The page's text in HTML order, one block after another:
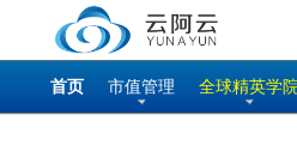
首页 市值管理 全球精英学院